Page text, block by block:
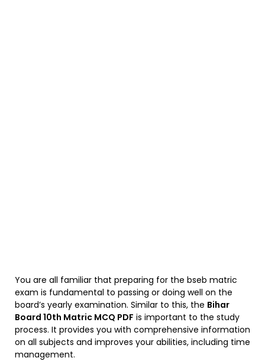
You are all familiar that preparing for the bseb matric
exam is fundamental to passing or doing well on the
board’s yearly examination. Similar to this, the Bihar
Board 10th Matric MCQ PDF is important to the study
process. It provides you with comprehensive information
on all subjects and improves your abilities, including time
management.